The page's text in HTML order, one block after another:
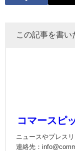
この記事を書い
コマースピ
ニュースやプレス
連絡先：